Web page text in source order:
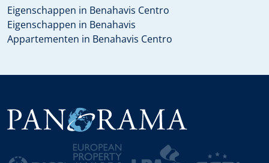
Eigenschappen in Benahavis Centro
Eigenschappen in Benahavis
Appartementen in Benahavis Centro